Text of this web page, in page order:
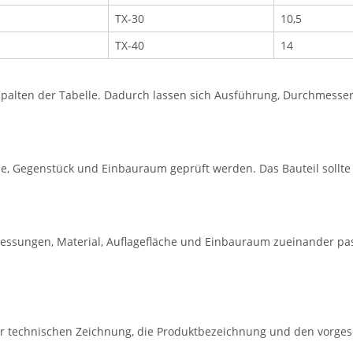
TX-30
10,5
TX-40
14
der Tabelle. Dadurch lassen sich Ausführung,
Gegenstück und Einbauraum geprüft werden. Das Bauteil
Material, Auflagefläche und Einbauraum zueinander
Zeichnung, die Produktbezeichnung und den